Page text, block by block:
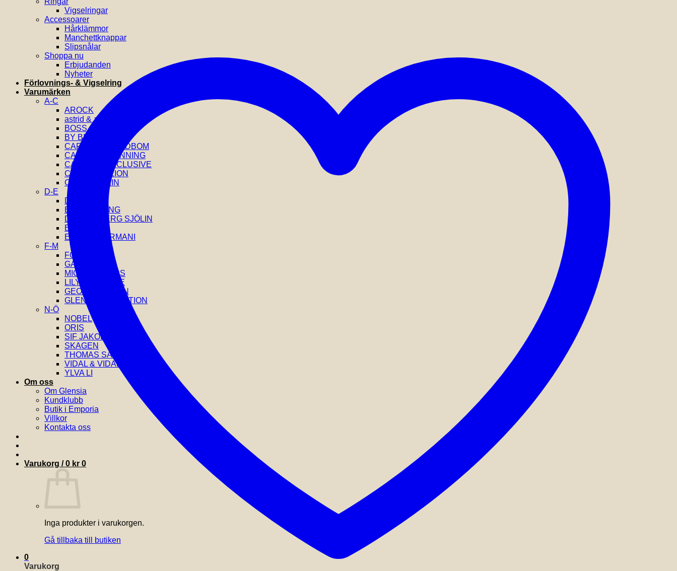
Vigselringar
Accessoarer
Hårklämmor
Manchettknappar
Slipsnålar
Shoppa nu
Erbjudanden
Nyheter
Förlovnings- & Vigselring
Varumärken
A-C
AROCK
astrid & agnes
BOSS
BY BILLGREN
CAROLINE SVEDBOM
CAROLINA GYNNING
CATWALK EXCLUSIVE
COEUR DE LION
CALVIN KLEIN
D-E
DIESEL
EFVA ATTLING
DRAKENBERG SJÖLIN
EDBLAD
EMPORIO ARMANI
F-M
FOSSIL
GANT
MICHAEL KORS
LILY AND ROSE
GEORG JENSEN
GLENSIA SELECTION
N-Ö
NOBEL
ORIS
SIF JAKOBS
SKAGEN
THOMAS SABO
VIDAL & VIDAL
YLVA LI
Om oss
Om Glensia
Kundklubb
Butik i Emporia
Villkor
Kontakta oss
Varukorg /0 kr 0
Inga produkter i varukorgen.
Gå tillbaka till butiken
0
Varukorg